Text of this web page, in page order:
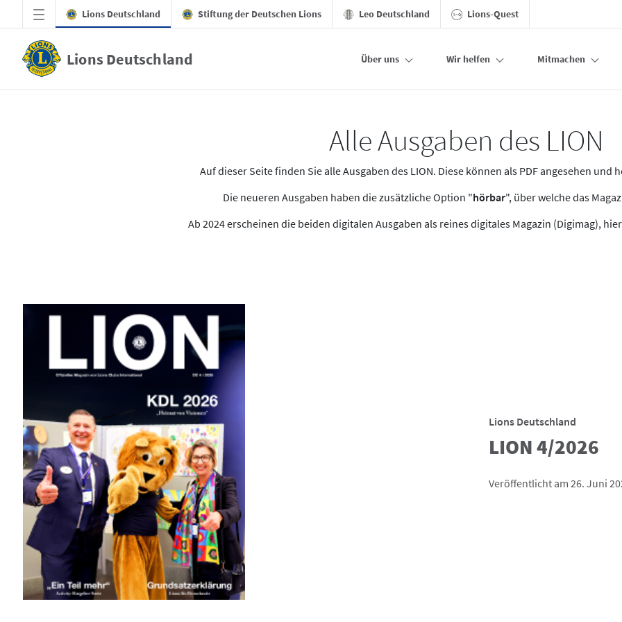
Zum Hauptinhalt springen
Lions Deutschland Stiftung der Deutschen Lions Leo Deutschland Lions-Quest
Lions Deutschland Über uns Wir helfen Mitmachen
Alle Ausgaben des LION
Auf dieser Seite finden Sie alle Ausgaben des LION. Diese können als PDF angesehen und
Die neueren Ausgaben haben die zusätzliche Option "hörbar", über welche das
Ab 2024 erscheinen die beiden digitalen Ausgaben als reines digitales Magazin (Digimag),
Lions Deutschland
LION 4/2026
Veröffentlicht am 26. Juni